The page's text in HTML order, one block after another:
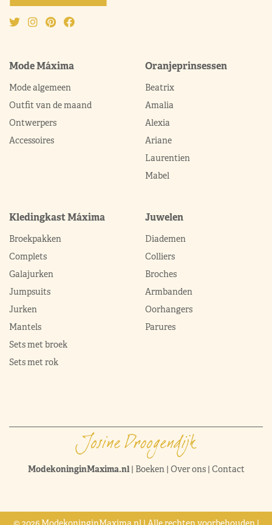
Mode Máxima
Mode algemeen
Outfit van de maand
Ontwerpers
Accessoires
Oranjeprinsessen
Beatrix
Amalia
Alexia
Ariane
Laurentien
Mabel
Kledingkast Máxima
Broekpakken
Complets
Galajurken
Jumpsuits
Jurken
Mantels
Sets met broek
Sets met rok
Juwelen
Diademen
Colliers
Broches
Armbanden
Oorhangers
Parures
ModekoninginMaxima.nl| Boeken| Over ons| Contact